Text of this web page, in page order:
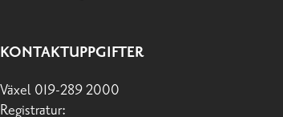
KONTAKTUPPGIFTER
Växel 019-289 2000
Registratur: